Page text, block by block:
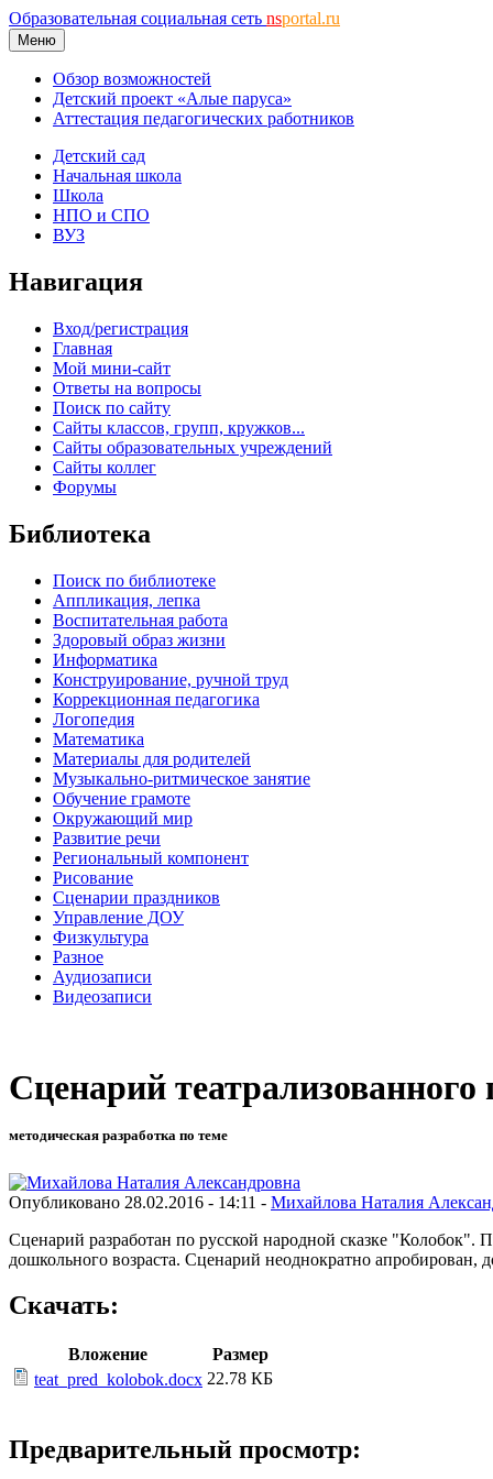
Образовательная социальная сеть nsportal.ru
Меню
Обзор возможностей
Детский проект «Алые паруса»
Аттестация педагогических работников
Детский сад
Начальная школа
Школа
НПО и СПО
ВУЗ
Навигация
Вход/регистрация
Главная
Мой мини-сайт
Ответы на вопросы
Поиск по сайту
Сайты классов, групп, кружков...
Сайты образовательных учреждений
Сайты коллег
Форумы
Библиотека
Поиск по библиотеке
Аппликация, лепка
Воспитательная работа
Здоровый образ жизни
Информатика
Конструирование, ручной труд
Коррекционная педагогика
Логопедия
Математика
Материалы для родителей
Музыкально-ритмическое занятие
Обучение грамоте
Окружающий мир
Развитие речи
Региональный компонент
Рисование
Сценарии праздников
Управление ДОУ
Физкультура
Разное
Аудиозаписи
Видеозаписи
Сценарий
методическая разработка по теме
Опубликовано 28.02.2016 - 14:11 - Михайлова Наталия
Сценарий разработан по русской народной сказке "Колобок".
дошкольного возраста. Сценарий неоднократно апробирован,
Скачать:
Вложение
Размер
teat_pred_kolobok.docx 22.78 КБ
Предварительный просмотр: